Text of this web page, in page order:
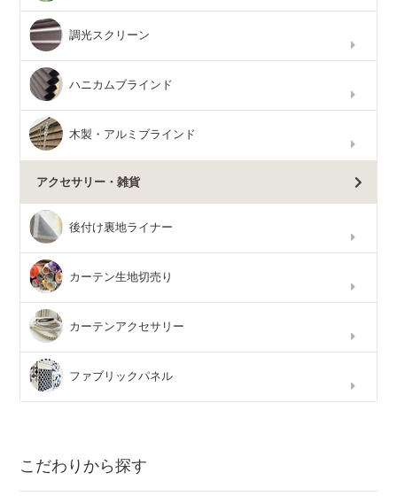
調光スクリーン
ハニカムブラインド
木製・アルミブラインド
アクセサリー・雑貨
後付け裏地ライナー
カーテン生地切売り
カーテンアクセサリー
ファブリックパネル
こだわりから探す